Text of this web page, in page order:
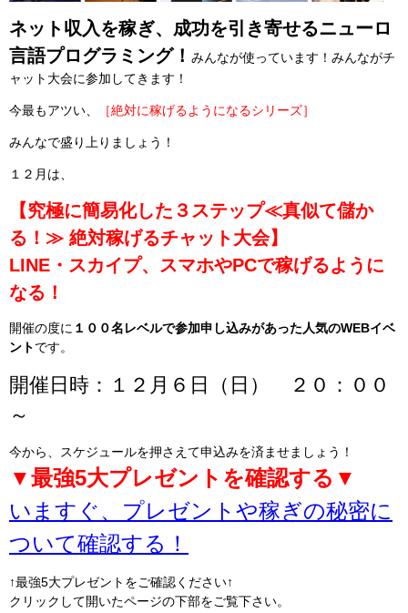
ネット収入を稼ぎ、成功を引き寄せるニューロ
言語プログラミング！ みんなが使っています！みんながチ
ャット大会に参加してきます！
今最もアツい、 ［絶対に稼げるようになるシリーズ］
みんなで盛り上りましょう！
１２月は、
【究極に簡易化した３ステップ≪真似て儲か
る！≫ 絶対稼げるチャット大会】
LINE・スカイプ、スマホやPCで稼げるように
なる！
開催の度に １００名レベルで参加申し込みがあった人気のWEBイベ
ントです。
開催日時：１２月６日（日） ２０：００
～
今から、スケジュールを押さえて申込みを済ませましょう！
▼最強5大プレゼントを確認する▼
いますぐ、プレゼントや稼ぎの秘密に
ついて確認する！
↑最強5大プレゼントをご確認ください↑
クリックして開いたページの下部をご覧下さい。